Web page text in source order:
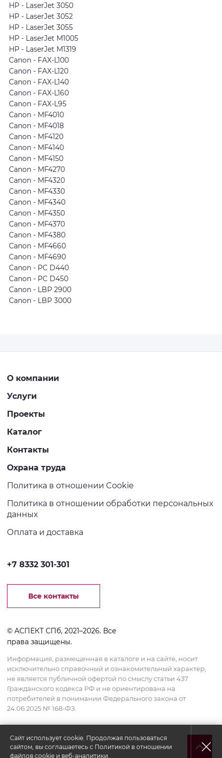
HP - LaserJet 3050
HP - LaserJet 3052
HP - LaserJet 3055
HP - LaserJet M1005
HP - LaserJet M1319
Canon - FAX-L100
Canon - FAX-L120
Canon - FAX-L140
Canon - FAX-L160
Canon - FAX-L95
Canon - MF4010
Canon - MF4018
Canon - MF4120
Canon - MF4140
Canon - MF4150
Canon - MF4270
Canon - MF4320
Canon - MF4330
Canon - MF4340
Canon - MF4350
Canon - MF4370
Canon - MF4380
Canon - MF4660
Canon - MF4690
Canon - PC D440
Canon - PC D450
Canon - LBP 2900
Canon - LBP 3000
О компании
Услуги
Проекты
Каталог
Контакты
Охрана труда
Политика в отношении Cookie
Политика в отношении обработки персональных
данных
Оплата и доставка
+7 8332 301-301
Все контакты
© АСПЕКТ СПб, 2021–2026. Все
права защищены.
Информация, размещенная в каталоге и на сайте, носит
исключительно справочный и ознакомительный характер,
не является публичной офертой по смыслу статьи 437
Гражданского кодекса РФ и не ориентирована на
потребителей в понимании Федерального закона от
24.06.2025 № 168-ФЗ.
Сайт использует cookie. Продолжая пользоваться
сайтом, вы соглашаетесь с Политикой в отношении
файлов cookie и веб-аналитики.